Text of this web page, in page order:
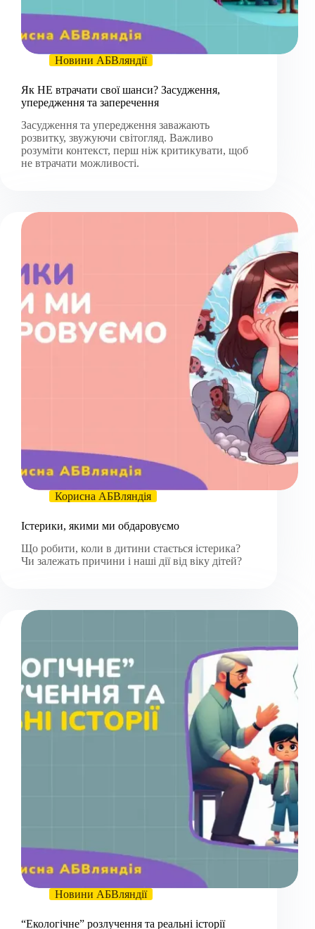
Новини АБВляндії
Як НЕ втрачати свої шанси? Засудження,
упередження та заперечення
Засудження та упередження заважають
розвитку, звужуючи світогляд. Важливо
розуміти контекст, перш ніж критикувати, щоб
не втрачати можливості.
Корисна АБВляндія
Істерики, якими ми обдаровуємо
Що робити, коли в дитини стається істерика?
Чи залежать причини і наші дії від віку дітей?
Новини АБВляндії
“Екологічне” розлучення та реальні історії